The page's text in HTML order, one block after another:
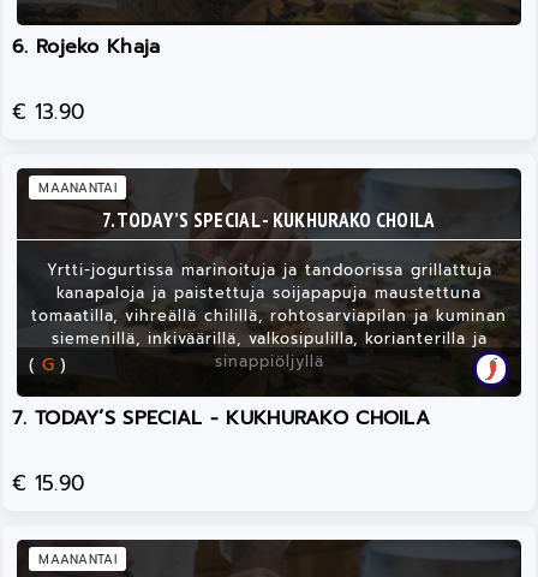
6. Rojeko Khaja
€ 13.90
7. TODAY’S SPECIAL - KUKHURAKO CHOILA
Yrtti-jogurtissa marinoituja ja tandoorissa grillattuja
kanapaloja ja paistettuja soijapapuja maustettuna
tomaatilla, vihreällä chilillä, rohtosarviapilan ja kuminan
siemenillä, inkiväärillä, valkosipulilla, korianterilla ja
sinappiöljyllä
( G )
MAANANTAI
7. TODAY’S SPECIAL - KUKHURAKO CHOILA
€ 15.90
MAANANTAI